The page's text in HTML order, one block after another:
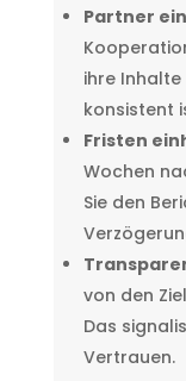
Partner
ihre
konsistent
Fristen
Wochen
Sie den
von den
Das
Vertrauen.